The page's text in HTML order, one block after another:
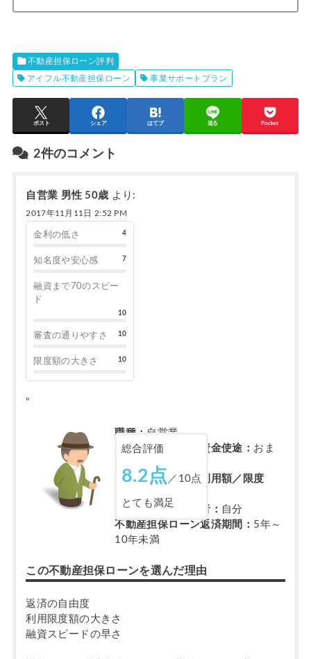
不動産担保ローン評判
アイフル不動産担保ローン 事業サポートプラン
ポスト シェア はてブ 送る Pocket
2件のコメント
自営業 男性 50歳 より:
2017年11月11日 2:52 PM
金利の低さ 4
知名度や安心感 7
融資まで70のスピー
ド
10
審査の通りやすさ 10
限度額の大きさ 10
“
総合評価
8.2点 ／10点
とても満足
職種： 自営業
不動産担保ローン資金使途： おま
不動産担保ローン利用額／限度
担保不動産の所有者： 自分
不動産担保ローン返済期間： 5年～
10年未満
この不動産担保ローンを選んだ理由
返済の自由度
利用限度額の大きさ
融資スピードの早さ